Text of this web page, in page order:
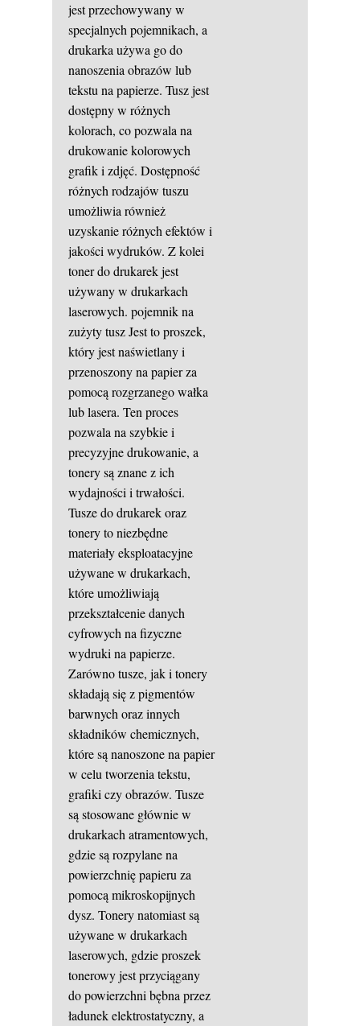
jest przechowywany w
specjalnych pojemnikach, a
drukarka używa go do
nanoszenia obrazów lub
tekstu na papierze. Tusz jest
dostępny w różnych
kolorach, co pozwala na
drukowanie kolorowych
grafik i zdjęć. Dostępność
różnych rodzajów tuszu
umożliwia również
uzyskanie różnych efektów i
jakości wydruków. Z kolei
toner do drukarek jest
używany w drukarkach
laserowych. pojemnik na
zużyty tuszJest to proszek,
który jest naświetlany i
przenoszony na papier za
pomocą rozgrzanego wałka
lub lasera. Ten proces
pozwala na szybkie i
precyzyjne drukowanie, a
tonery są znane z ich
wydajności i trwałości.
Tusze do drukarek oraz
tonery to niezbędne
materiały eksploatacyjne
używane w drukarkach,
które umożliwiają
przekształcenie danych
cyfrowych na fizyczne
wydruki na papierze.
Zarówno tusze, jak i tonery
składają się z pigmentów
barwnych oraz innych
składników chemicznych,
które są nanoszone na papier
w celu tworzenia tekstu,
grafiki czy obrazów. Tusze
są stosowane głównie w
drukarkach atramentowych,
gdzie są rozpylane na
powierzchnię papieru za
pomocą mikroskopijnych
dysz. Tonery natomiast są
używane w drukarkach
laserowych, gdzie proszek
tonerowy jest przyciągany
do powierzchni bębna przez
ładunek elektrostatyczny, a